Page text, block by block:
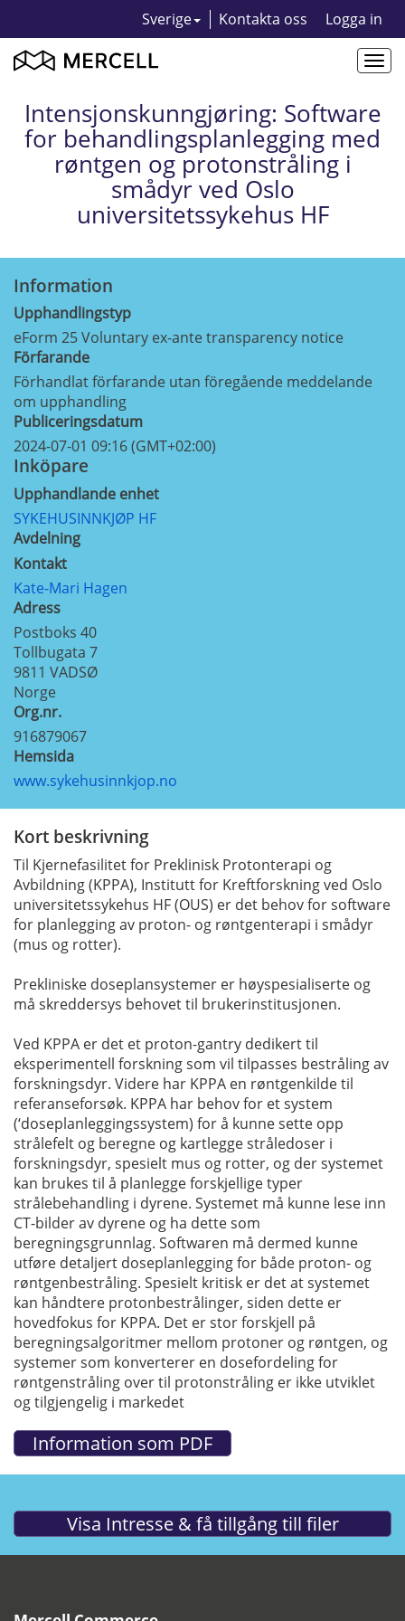
Sverige Kontakta oss Logga in
Intensjonskunngjøring: Software
for behandlingsplanlegging med
røntgen og protonstråling i
smådyr ved Oslo
universitetssykehus HF
Information
Upphandlingstyp
eForm 25 Voluntary ex-ante transparency notice
Förfarande
Förhandlat förfarande utan föregående meddelande
om upphandling
Publiceringsdatum
2024-07-01 09:16 (GMT+02:00)
Inköpare
Upphandlande enhet
SYKEHUSINNKJØP HF
Avdelning
Kontakt
Kate-Mari Hagen
Adress
Postboks 40
Tollbugata 7
9811 VADSØ
Norge
Org.nr.
916879067
Hemsida
www.sykehusinnkjop.no
Kort beskrivning
Til Kjernefasilitet for Preklinisk Protonterapi og
Avbildning (KPPA), Institutt for Kreftforskning ved Oslo
universitetssykehus HF (OUS) er det behov for software
for planlegging av proton- og røntgenterapi i smådyr
(mus og rotter).
Prekliniske doseplansystemer er høyspesialiserte og
må skreddersys behovet til brukerinstitusjonen.
Ved KPPA er det et proton-gantry dedikert til
eksperimentell forskning som vil tilpasses bestråling av
forskningsdyr. Videre har KPPA en røntgenkilde til
referanseforsøk. KPPA har behov for et system
(‘doseplanleggingssystem) for å kunne sette opp
strålefelt og beregne og kartlegge stråledoser i
forskningsdyr, spesielt mus og rotter, og der systemet
kan brukes til å planlegge forskjellige typer
strålebehandling i dyrene. Systemet må kunne lese inn
CT-bilder av dyrene og ha dette som
beregningsgrunnlag. Softwaren må dermed kunne
utføre detaljert doseplanlegging for både proton- og
røntgenbestråling. Spesielt kritisk er det at systemet
kan håndtere protonbestrålinger, siden dette er
hovedfokus for KPPA. Det er stor forskjell på
beregningsalgoritmer mellom protoner og røntgen, og
systemer som konverterer en dosefordeling for
røntgenstråling over til protonstråling er ikke utviklet
og tilgjengelig i markedet